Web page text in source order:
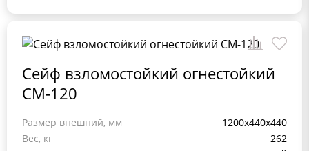
Сейф взломостойкий огнестойкий
СМ-120
Размер внешний, мм
1200x440x440
Вес, кг
262